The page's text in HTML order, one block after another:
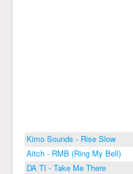
Kimo Sounds - Rise Slow
Aitch - RMB (Ring My Bell)
DA TI - Take Me There